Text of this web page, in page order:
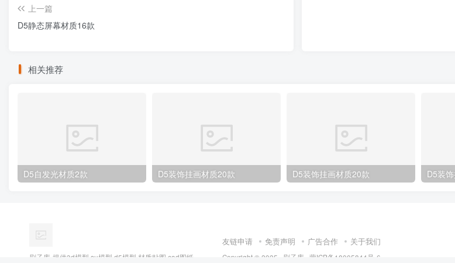
上一篇
D5静态屏幕材质16款
相关推荐
D5自发光材质2款 D5装饰挂画材质20款 D5装饰挂画材质20款 D5装
刷子库-提供3d模型,su模型,d5模型,材质贴图,cad图纸,
友链申请 免责声明 广告合作 关于我们
Copyright © 2025 · 刷子库 · 蒙ICP备18005844号-6